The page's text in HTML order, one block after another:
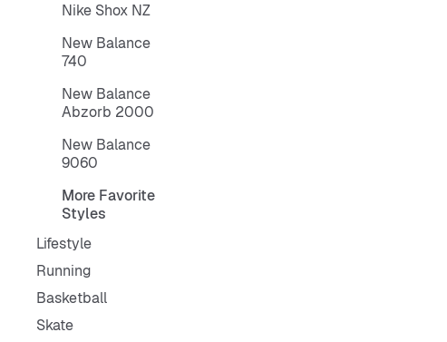
Nike Shox NZ
New Balance
740
New Balance
Abzorb 2000
New Balance
9060
More Favorite
Styles
Lifestyle
Running
Basketball
Skate